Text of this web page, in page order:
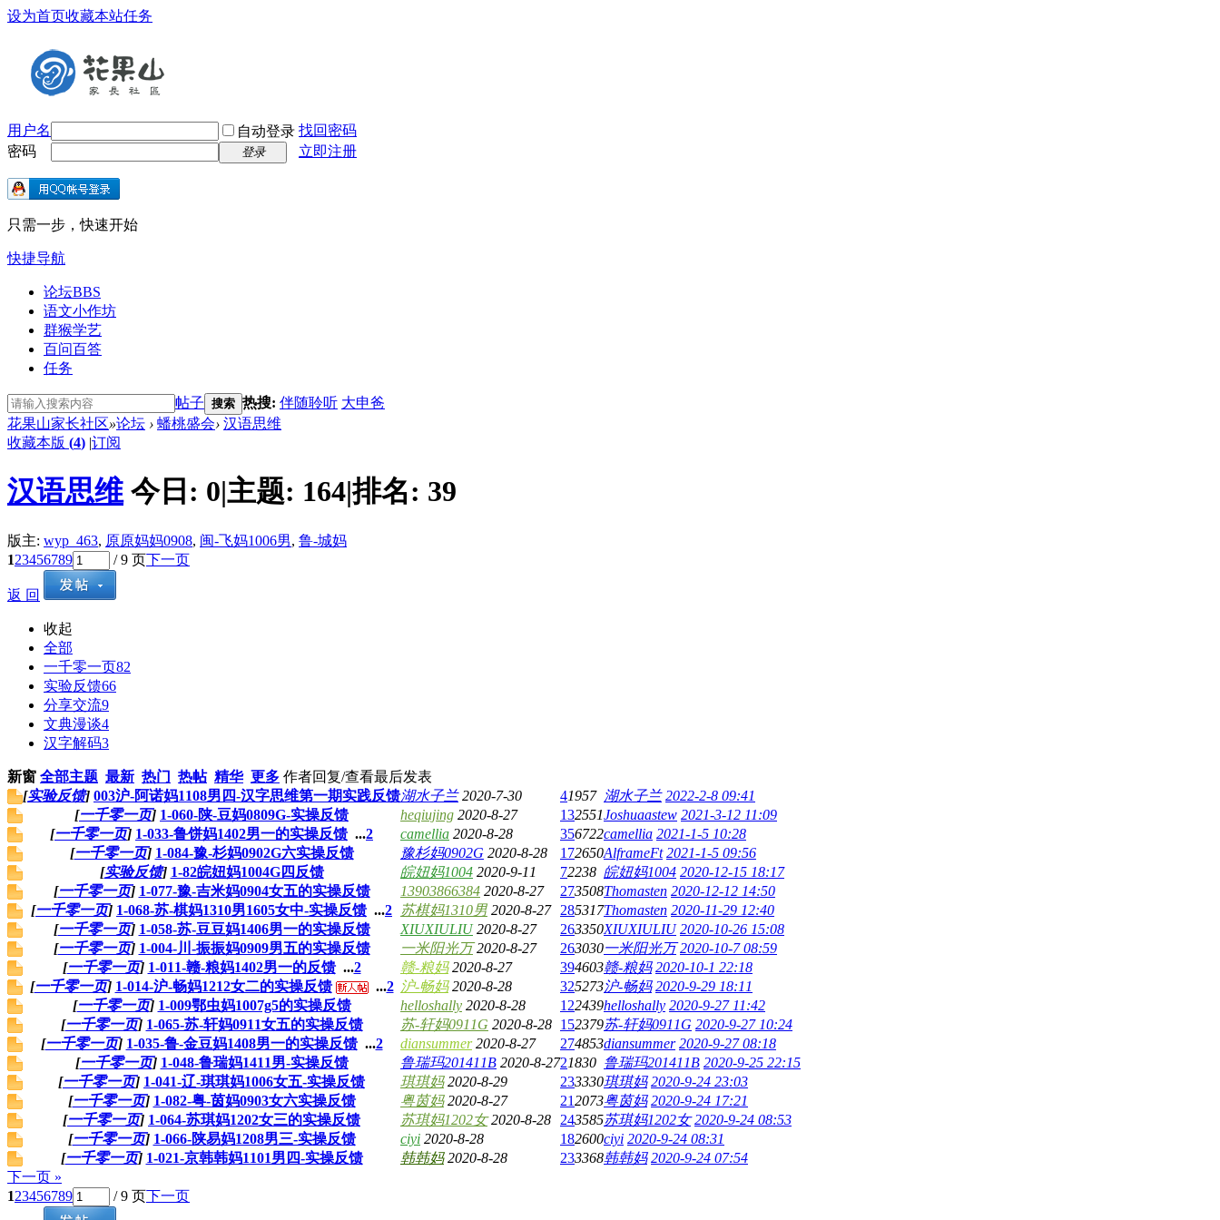
设为首页收藏本站任务
用户名 自动登录 找回密码
密码
登录 立即注册
只需一步，快速开始
快捷导航
论坛BBS
语文小作坊
群猴学艺
百问百答
任务
帖子 搜索 热搜: 伴随聆听 大申爸
花果山家长社区»论坛 › 蟠桃盛会› 汉语思维
收藏本版 (4) |订阅
汉语思维 今日: 0|主题: 164|排名: 39
版主: wyp_463, 原原妈妈0908, 闽-飞妈1006男, 鲁-城妈
123456789 / 9 页下一页
返 回
收起
全部
一千零一页82
实验反馈66
分享交流9
文典漫谈4
汉字解码3
新窗 全部主题 最新 热门 热帖 精华 更多 作者回复/查看最后发表
[实验反馈] 003沪-阿诺妈1108男四-汉字思维第一期实践反馈湖水子兰 2020-7-30 41957 湖水子兰 2022-2-8 09:41
[一千零一页] 1-060-陕-豆妈0809G-实操反馈 heqiujing 2020-8-27 132551Joshuaastew 2021-3-12 11:09
[一千零一页] 1-033-鲁饼妈1402男一的实操反馈 ...2 camellia 2020-8-28 356722camellia 2021-1-5 10:28
[一千零一页] 1-084-豫-杉妈0902G六实操反馈 豫杉妈0902G 2020-8-28 172650AlframeFt 2021-1-5 09:56
[实验反馈] 1-82皖妞妈1004G四反馈 皖妞妈1004 2020-9-11 72238 皖妞妈1004 2020-12-15 18:17
[一千零一页] 1-077-豫-吉米妈0904女五的实操反馈 13903866384 2020-8-27 273508Thomasten 2020-12-12 14:50
[一千零一页] 1-068-苏-棋妈1310男1605女中-实操反馈 ...2 苏棋妈1310男 2020-8-27 285317Thomasten 2020-11-29 12:40
[一千零一页] 1-058-苏-豆豆妈1406男一的实操反馈 XIUXIULIU 2020-8-27 263350XIUXIULIU 2020-10-26 15:08
[一千零一页] 1-004-川-振振妈0909男五的实操反馈 一米阳光万 2020-8-27 263030一米阳光万 2020-10-7 08:59
[一千零一页] 1-011-赣-粮妈1402男一的反馈 ...2 赣-粮妈 2020-8-27 394603赣-粮妈 2020-10-1 22:18
[一千零一页] 1-014-沪-畅妈1212女二的实操反馈 ...2 沪-畅妈 2020-8-28 325273沪-畅妈 2020-9-29 18:11
[一千零一页] 1-009鄂虫妈1007g5的实操反馈 helloshally 2020-8-28 122439helloshally 2020-9-27 11:42
[一千零一页] 1-065-苏-轩妈0911女五的实操反馈 苏-轩妈0911G 2020-8-28 152379苏-轩妈0911G 2020-9-27 10:24
[一千零一页] 1-035-鲁-金豆妈1408男一的实操反馈 ...2 diansummer 2020-8-27 274853diansummer 2020-9-27 08:18
[一千零一页] 1-048-鲁瑞妈1411男-实操反馈 鲁瑞玛201411B 2020-8-2721830 鲁瑞玛201411B 2020-9-25 22:15
[一千零一页] 1-041-辽-琪琪妈1006女五-实操反馈 琪琪妈 2020-8-29 233330琪琪妈 2020-9-24 23:03
[一千零一页] 1-082-粤-茵妈0903女六实操反馈 粤茵妈 2020-8-27 212073粤茵妈 2020-9-24 17:21
[一千零一页] 1-064-苏琪妈1202女三的实操反馈 苏琪妈1202女 2020-8-28 243585苏琪妈1202女 2020-9-24 08:53
[一千零一页] 1-066-陕易妈1208男三-实操反馈 ciyi 2020-8-28 182600ciyi 2020-9-24 08:31
[一千零一页] 1-021-京韩韩妈1101男四-实操反馈 韩韩妈 2020-8-28 233368韩韩妈 2020-9-24 07:54
下一页 »
123456789 / 9 页下一页